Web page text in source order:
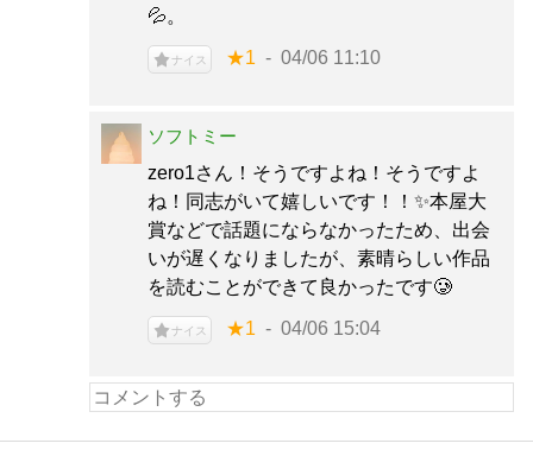
💦。
ナイス ★1 04/06 11:10
ソフトミー
zero1さん！そうですよね！そうですよ
ね！同志がいて嬉しいです！！✨️本屋大
賞などで話題にならなかったため、出会
いが遅くなりましたが、素晴らしい作品
を読むことができて良かったです🥲
ナイス ★1 04/06 15:04